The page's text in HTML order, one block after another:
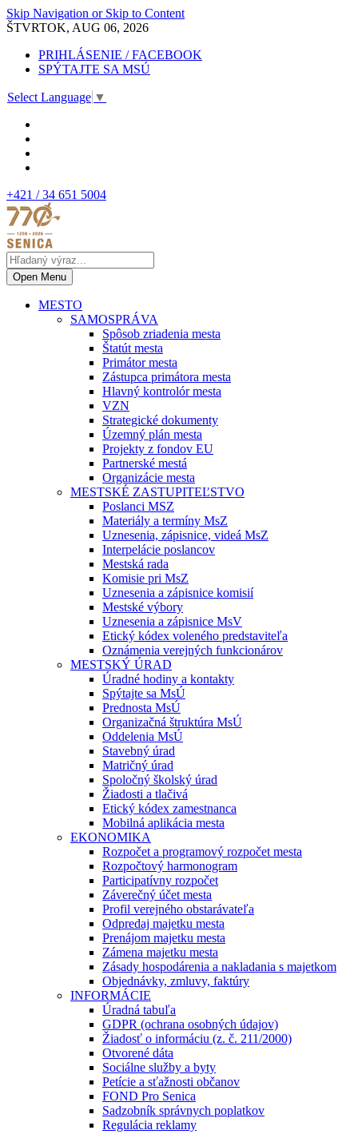
Skip Navigation or Skip to Content
ŠTVRTOK, AUG 06, 2026
PRIHLÁSENIE / FACEBOOK
SPÝTAJTE SA MSÚ
Select Language ▼
+421 / 34 651 5004
Open Menu
MESTO
SAMOSPRÁVA
Spôsob zriadenia mesta
Štatút mesta
Primátor mesta
Zástupca primátora mesta
Hlavný kontrolór mesta
VZN
Strategické dokumenty
Územný plán mesta
Projekty z fondov EU
Partnerské mestá
Organizácie mesta
MESTSKÉ ZASTUPITEĽSTVO
Poslanci MSZ
Materiály a termíny MsZ
Uznesenia, zápisnice, videá MsZ
Interpelácie poslancov
Mestská rada
Komisie pri MsZ
Uznesenia a zápisnice komisií
Mestské výbory
Uznesenia a zápisnice MsV
Etický kódex voleného predstaviteľa
Oznámenia verejných funkcionárov
MESTSKÝ ÚRAD
Úradné hodiny a kontakty
Spýtajte sa MsÚ
Prednosta MsÚ
Organizačná štruktúra MsÚ
Oddelenia MsÚ
Stavebný úrad
Matričný úrad
Spoločný školský úrad
Žiadosti a tlačivá
Etický kódex zamestnanca
Mobilná aplikácia mesta
EKONOMIKA
Rozpočet a programový rozpočet mesta
Rozpočtový harmonogram
Participatívny rozpočet
Záverečný účet mesta
Profil verejného obstarávateľa
Odpredaj majetku mesta
Prenájom majetku mesta
Zámena majetku mesta
Zásady hospodárenia a nakladania s majetkom
Objednávky, zmluvy, faktúry
INFORMÁCIE
Úradná tabuľa
GDPR (ochrana osobných údajov)
Žiadosť o informáciu (z. č. 211/2000)
Otvorené dáta
Sociálne služby a byty
Petície a sťažnosti občanov
FOND Pro Senica
Sadzobník správnych poplatkov
Regulácia reklamy